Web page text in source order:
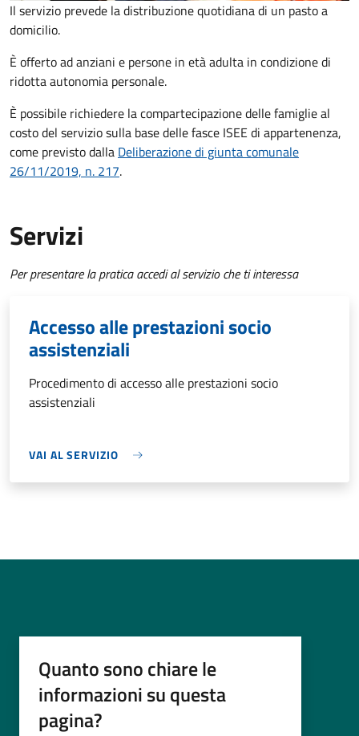
Il servizio prevede la distribuzione quotidiana di un pasto a
domicilio.
È offerto ad anziani e persone in età adulta in condizione di
ridotta autonomia personale.
È possibile richiedere la compartecipazione delle famiglie al
costo del servizio sulla base delle fasce ISEE di appartenenza,
come previsto dalla Deliberazione di giunta comunale
26/11/2019, n. 217.
Servizi
Per presentare la pratica accedi al servizio che ti interessa
Accesso alle prestazioni socio
assistenziali
Procedimento di accesso alle prestazioni socio
assistenziali
VAI AL SERVIZIO
Quanto sono chiare le
informazioni su questa
pagina?